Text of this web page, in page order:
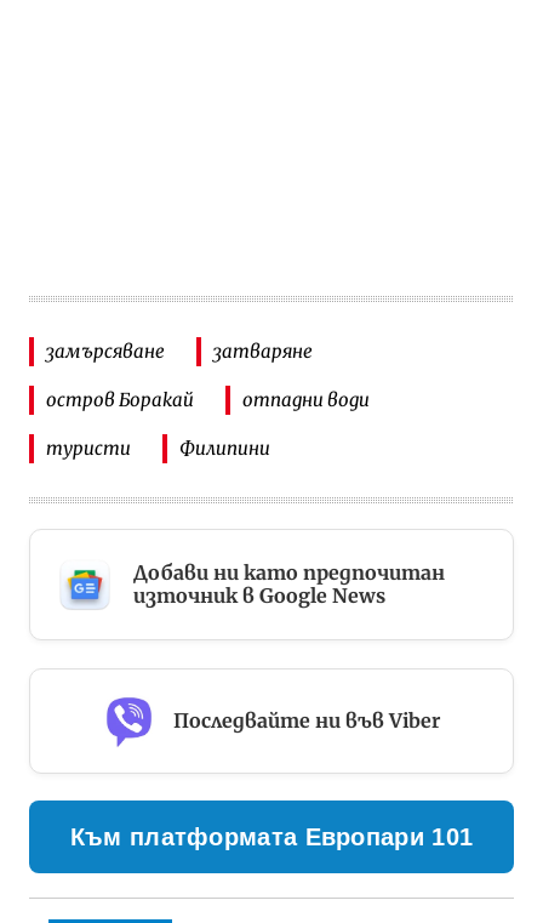
замърсяване затваряне
остров Боракай отпадни води
туристи Филипини
Добави ни като предпочитан
източник в Google News
Последвайте ни във Viber
Към платформата Европари 101